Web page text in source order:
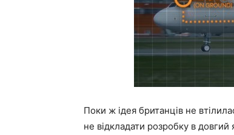
Поки ж ідея британців не
не відкладати розробку в